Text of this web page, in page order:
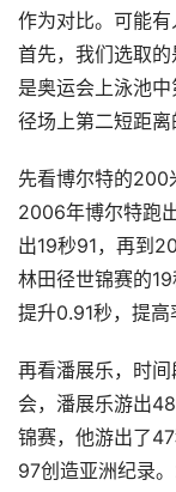
作为对比。可能有
首先，我们选取
是奥运会上泳池
径场上第二短距离
先看博尔特的200
2006年博尔特跑
出19秒91，再到
林田径世锦赛的
提升0.91秒，提高
再看潘展乐，时
会，潘展乐游出
锦赛，他游出了
97创造亚洲纪录